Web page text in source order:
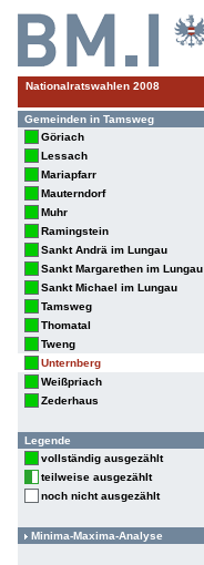
Nationalratswahlen 2008
Gemeinden in Tamsweg
Göriach
Lessach
Mariapfarr
Mauterndorf
Muhr
Ramingstein
Sankt Andrä im Lungau
Sankt Margarethen im Lungau
Sankt Michael im Lungau
Tamsweg
Thomatal
Tweng
Unternberg
Weißpriach
Zederhaus
Legende
vollständig ausgezählt
teilweise ausgezählt
noch nicht ausgezählt
Minima-Maxima-Analyse